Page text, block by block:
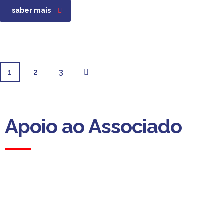
saber mais
1 2 3
Apoio ao Associado
Apoio ao Associado